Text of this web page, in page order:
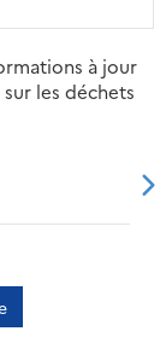
à jour
les déchets